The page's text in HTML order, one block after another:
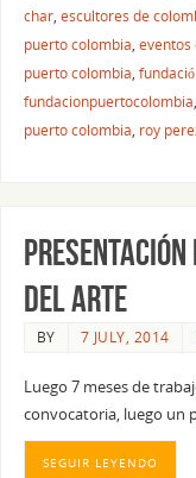
char, escultores de
puerto colombia, eventos
puerto colombia,
fundacionpuertocolombia,
puerto colombia, roy
DEL ARTE
BY 7 JULY, 2014
Luego 7 meses de
convocatoria, luego un
SEGUIR LEYENDO